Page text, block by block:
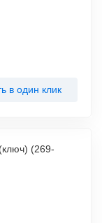
в один клик
(269-